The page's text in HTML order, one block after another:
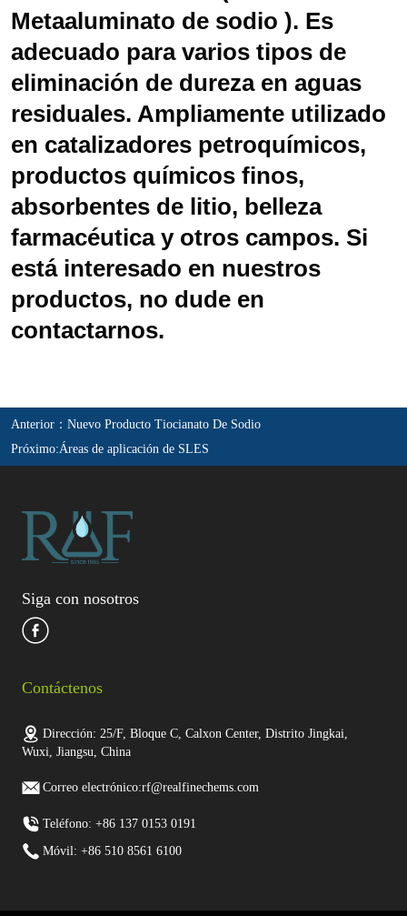
Anterior：Nuevo Producto Tiocianato De Sodio
Próximo:Áreas de aplicación de SLES
Siga con nosotros
Contáctenos
Dirección: 25/F, Bloque C, Calxon Center, Distrito Jingkai,
Wuxi, Jiangsu, China
Correo electrónico:rf@realfinechems.com
Teléfono: +86 137 0153 0191
Móvil: +86 510 8561 6100